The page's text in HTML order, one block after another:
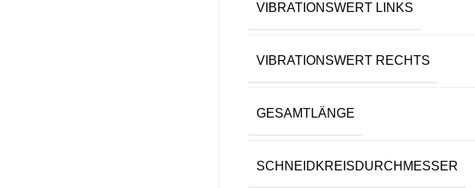
VIBRATIONSWERT LINKS
VIBRATIONSWERT RECHTS
GESAMTLÄNGE
SCHNEIDKREISDURCHMESSER